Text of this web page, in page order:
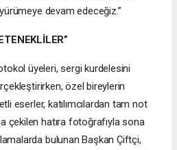
devam edeceğiz.”
üyeleri, sergi kurdelesini
özel bireylerin
eserler, katılımcılardan tam not
çekilen hatıra fotoğrafıyla sona
bulunan Başkan Çiftçi,